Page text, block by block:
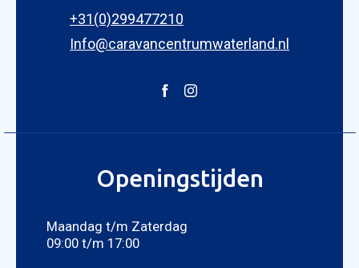
+31(0)299477210
Info@caravancentrumwaterland.nl
Openingstijden
Maandag t/m Zaterdag
09:00 t/m 17:00